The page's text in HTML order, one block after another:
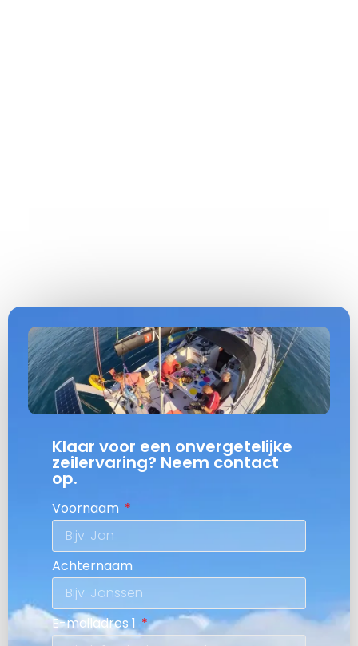
Klaar voor een onvergetelijke
zeilervaring? Neem contact
op.
Voornaam
Achternaam
E-mailadres 1